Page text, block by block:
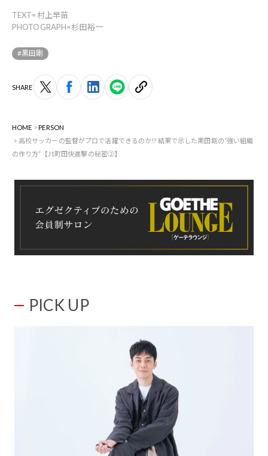
TEXT=村上早苗
PHOTOGRAPH=杉田裕一
#黒田剛
SHARE
HOME
PERSON
高校サッカーの監督がプロで活躍できるのか!? 結果で示した黒田剛の”強い組織
の作り方”【J1町田快進撃の秘密②】
PICK UP